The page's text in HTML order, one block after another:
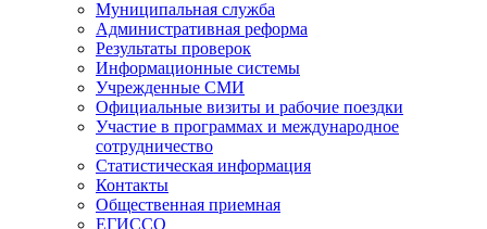
Муниципальная служба
Административная реформа
Результаты проверок
Информационные системы
Учрежденные СМИ
Официальные визиты и рабочие поездки
Участие в программах и международное
сотрудничество
Статистическая информация
Контакты
Общественная приемная
ЕГИССО